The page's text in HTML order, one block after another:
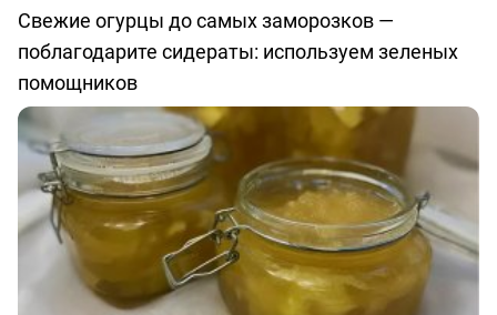
Свежие огурцы до самых заморозков —
поблагодарите сидераты: используем зеленых
помощников